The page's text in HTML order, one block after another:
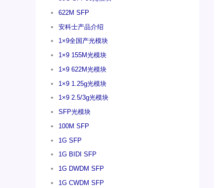
622M SFP
安科士产品介绍
1×9全国产光模块
1×9 155M光模块
1×9 622M光模块
1×9 1.25g光模块
1×9 2.5/3g光模块
SFP光模块
100M SFP
1G SFP
1G BIDI SFP
1G DWDM SFP
1G CWDM SFP